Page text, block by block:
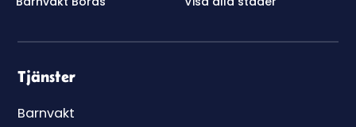
Tjänster
Barnvakt